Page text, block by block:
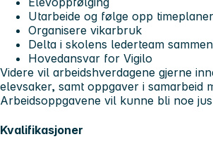
Utarbeide og følge opp timeplaner
Organisere vikarbruk
Delta i skolens lederteam
Hovedansvar for Vigilo
Videre vil arbeidshverdagene gjerne
elevsaker, samt oppgaver i samarbeid
Arbeidsoppgavene vil kunne bli noe
Kvalifikasjoner